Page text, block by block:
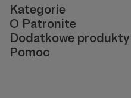
Kategorie
O Patronite
Dodatkowe produkty
Pomoc